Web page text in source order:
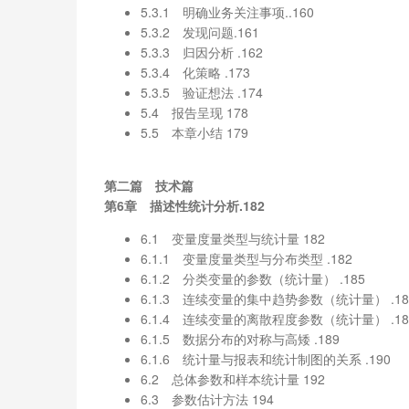
5.3.1 明确业务关注事项..160
5.3.2 发现问题.161
5.3.3 归因分析 .162
5.3.4 化策略 .173
5.3.5 验证想法 .174
5.4 报告呈现 178
5.5 本章小结 179
第二篇 技术篇
第6章 描述性统计分析.182
6.1 变量度量类型与统计量 182
6.1.1 变量度量类型与分布类型 .182
6.1.2 分类变量的参数（统计量） .185
6.1.3 连续变量的集中趋势参数（统计量）
6.1.4 连续变量的离散程度参数（统计量）
6.1.5 数据分布的对称与高矮 .189
6.1.6 统计量与报表和统计制图的关系 .190
6.2 总体参数和样本统计量 192
6.3 参数估计方法 194